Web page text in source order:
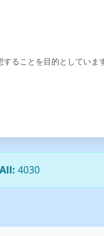
ることを目的としていま
All: 4030